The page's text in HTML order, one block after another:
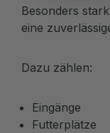
Besonders
eine
Dazu zählen:
Eingänge
Futterplätze